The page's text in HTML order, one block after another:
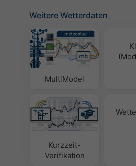
Weitere Wetterdaten
MultiModel
Kurzzeit-
Verifikation